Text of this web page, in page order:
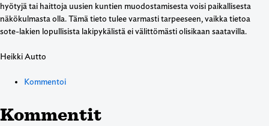
hyötyjä tai haittoja uusien kuntien muodostamisesta voisi paikallisesta
näkökulmasta olla. Tämä tieto tulee varmasti tarpeeseen, vaikka tietoa
sote-lakien lopullisista lakipykälistä ei välittömästi olisikaan saatavilla.
Heikki Autto
Kommentoi
Kommentit